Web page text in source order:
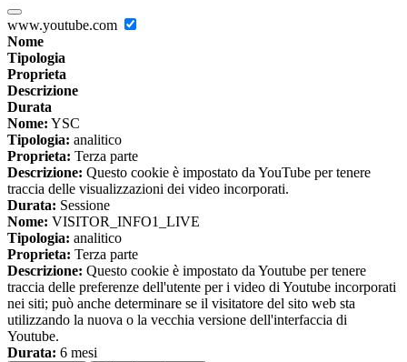
www.youtube.com
Nome
Tipologia
Proprieta
Descrizione
Durata
Nome: YSC
Tipologia: analitico
Proprieta: Terza parte
Descrizione: Questo cookie è impostato da YouTube per tenere
traccia delle visualizzazioni dei video incorporati.
Durata: Sessione
Nome: VISITOR_INFO1_LIVE
Tipologia: analitico
Proprieta: Terza parte
Descrizione: Questo cookie è impostato da Youtube per tenere
traccia delle preferenze dell'utente per i video di Youtube incorporati
nei siti; può anche determinare se il visitatore del sito web sta
utilizzando la nuova o la vecchia versione dell'interfaccia di
Youtube.
Durata: 6 mesi